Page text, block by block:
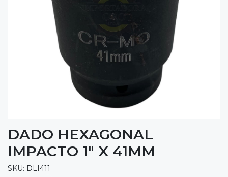
DADO HEXAGONAL
IMPACTO 1" X 41MM
SKU: DLI411